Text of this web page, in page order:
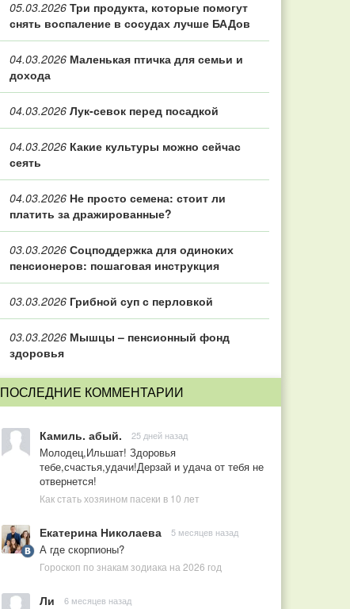
05.03.2026 Три продукта, которые помогут
снять воспаление в сосудах лучше БАДов
04.03.2026 Маленькая птичка для семьи и
дохода
04.03.2026 Лук-севок перед посадкой
04.03.2026 Какие культуры можно сейчас
сеять
04.03.2026 Не просто семена: стоит ли
платить за дражированные?
03.03.2026 Соцподдержка для одиноких
пенсионеров: пошаговая инструкция
03.03.2026 Грибной суп с перловкой
03.03.2026 Мышцы – пенсионный фонд
здоровья
ПОСЛЕДНИЕ КОММЕНТАРИИ
Камиль. абый. 25 дней назад
Молодец,Ильшат! Здоровья
тебе,счастья,удачи!Дерзай и удача от тебя не
отвернется!
Как стать хозяином пасеки в 10 лет
Екатерина Николаева 5 месяцев назад
А где скорпионы?
Гороскоп по знакам зодиака на 2026 год
Ли 6 месяцев назад